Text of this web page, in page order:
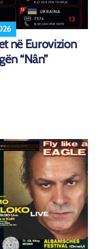
në Eurovizion
“Nân”